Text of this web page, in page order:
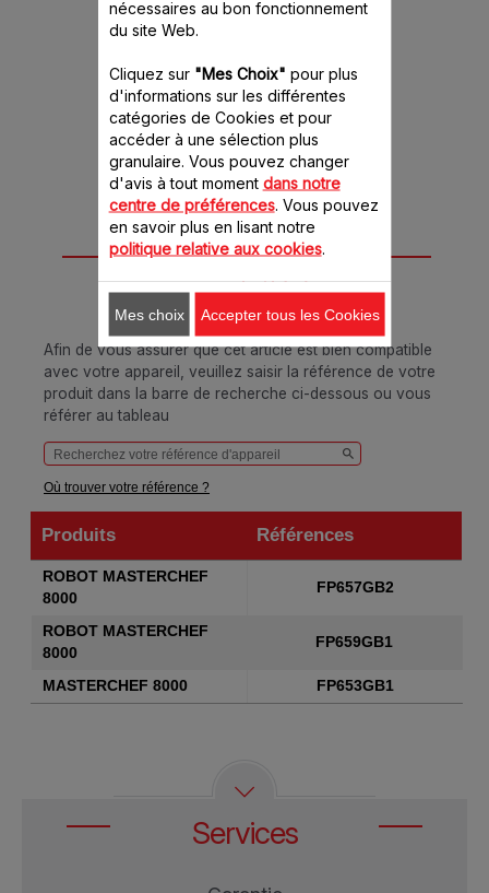
8.20 CHF
Ajouter au panier
Conçu pour 3
produit(s)
Afin de vous assurer que cet article est bien compatible
avec votre appareil, veuillez saisir la référence de votre
produit dans la barre de recherche ci-dessous ou vous
référer au tableau
Où trouver votre référence ?
Produits
Références
Produits
ROBOT MASTERCHEF
8000
FP657GB2
ROBOT MASTERCHEF
8000
FP659GB1
MASTERCHEF 8000 FP653GB1
Services
nécessaires au bon fonctionnement
du site Web.
Cliquez sur "Mes Choix" pour plus
d'informations sur les différentes
catégories de Cookies et pour
accéder à une sélection plus
granulaire. Vous pouvez changer
d'avis à tout moment dans notre
centre de préférences. Vous pouvez
en savoir plus en lisant notre
politique relative aux cookies.
Mes choix Accepter tous les Cookies